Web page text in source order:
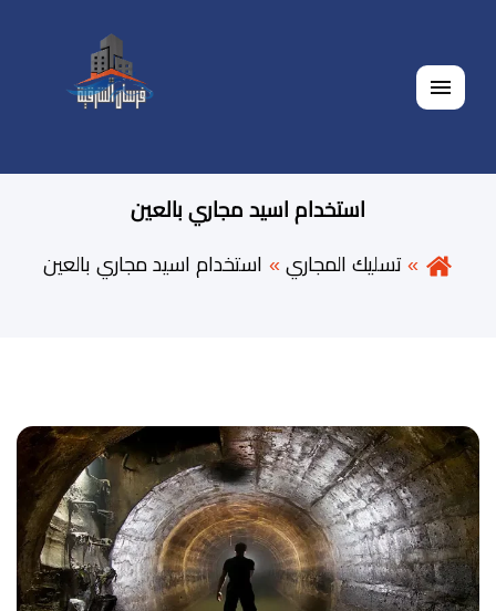
القائمة
استخدام اسيد مجاري بالعين
تسليك المجاري استخدام اسيد مجاري بالعين